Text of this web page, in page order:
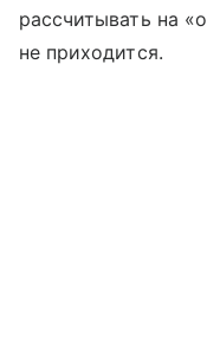
рассчитывать на
не приходится.